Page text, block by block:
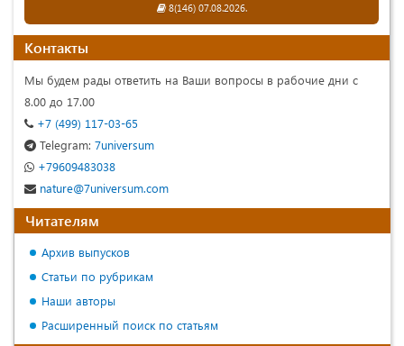
8(146) 07.08.2026.
Контакты
Мы будем рады ответить на Ваши вопросы в рабочие дни с
8.00 до 17.00
+7 (499) 117-03-65
Telegram: 7universum
+79609483038
nature@7universum.com
Читателям
Архив выпусков
Статьи по рубрикам
Наши авторы
Расширенный поиск по статьям